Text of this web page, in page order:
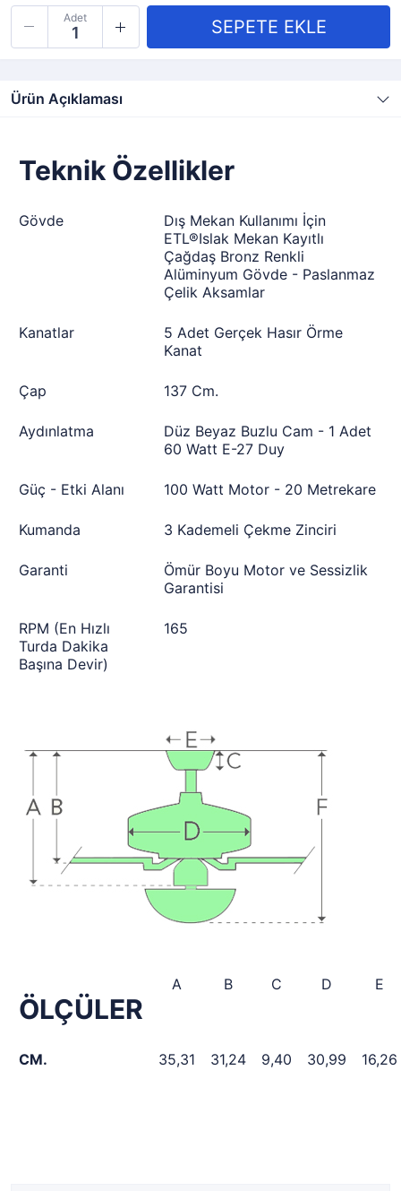
Adet
Ürün Açıklaması
Teknik Özellikler
Gövde
Dış Mekan Kullanımı İçin
ETL®Islak Mekan Kayıtlı
Çağdaş Bronz Renkli
Alüminyum Gövde - Paslanmaz
Çelik Aksamlar
Kanatlar
5 Adet Gerçek Hasır Örme
Kanat
Çap 137 Cm.
Aydınlatma
Düz Beyaz Buzlu Cam - 1 Adet
60 Watt E-27 Duy
Güç - Etki Alanı 100 Watt Motor - 20 Metrekare
Kumanda 3 Kademeli Çekme Zinciri
Garanti
Ömür Boyu Motor ve Sessizlik
Garantisi
RPM (En Hızlı
Turda Dakika
Başına Devir)
165
ÖLÇÜLER
A B C D E
CM. 35,31 31,24 9,40 30,99 16,26